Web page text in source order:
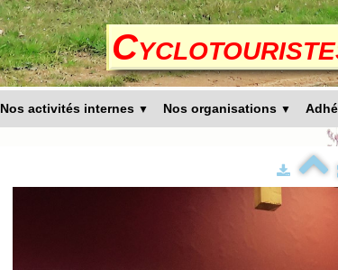
Nos activités internes ▼ Nos organisations ▼